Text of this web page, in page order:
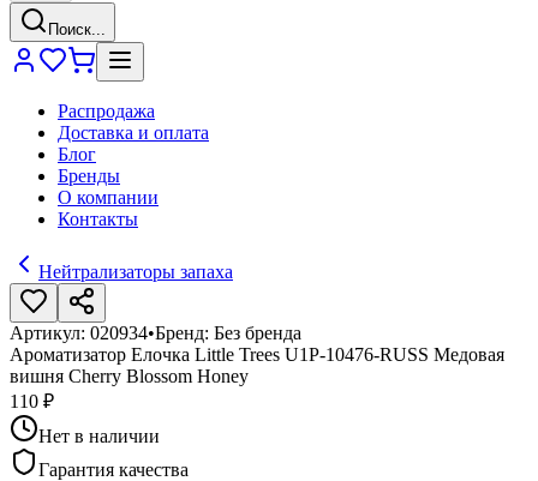
Поиск...
Распродажа
Доставка и оплата
Блог
Бренды
О компании
Контакты
Нейтрализаторы запаха
Артикул: 020934•Бренд: Без бренда
Ароматизатор Елочка Little Trees U1P-10476-RUSS Медовая
вишня Cherry Blossom Honey
110 ₽
Нет в наличии
Гарантия качества